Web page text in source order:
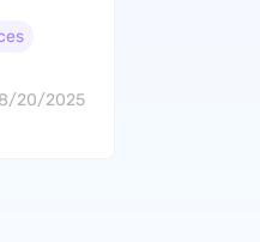
8/20/2025